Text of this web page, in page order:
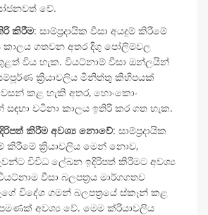
වේ.
කිරීම: සාම්ප්‍රදායික වීසා අයදුම් කිරීමේ
කාලය ගතවන අතර දිගු පෝලිම්වල
විය හැක. වියට්නාම් වීසා ඔන්ලයින්
ක්‍රියාවලිය මිනිත්තු කිහිපයක්
කළ හැකි අතර, හොංකොං
සඳහා වටිනා කාලය ඉතිරි කර ගත හැක.
කිරීම අවශ්‍ය නොවේ: සාම්ප්‍රදායික
කිරීමේ ක්‍රියාවලිය මෙන් නොව,
විවිධ ලේඛන ඉදිරිපත් කිරීමට අවශ්‍ය
වීසා බලපත්‍රය මාර්ගගතව
විදේශ ගමන් බලපත්‍රයේ ස්කෑන් කළ
අවශ්‍ය වේ. මෙම ක්රියාවලිය